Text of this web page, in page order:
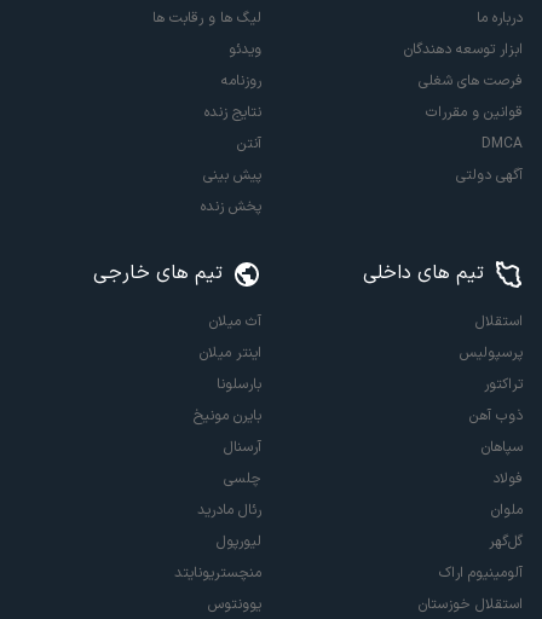
درباره ما
ابزار توسعه دهندگان
فرصت های شغلی
قوانین و مقررات
DMCA
آگهی دولتی
لیگ ها و رقابت ها
ویدئو
روزنامه
نتایج زنده
آنتن
پیش بینی
پخش زنده
تیم های داخلی
استقلال
پرسپولیس
تراکتور
ذوب آهن
سپاهان
فولاد
ملوان
گل‌گهر
آلومینیوم اراک
استقلال خوزستان
تیم های خارجی
آث میلان
اینتر میلان
بارسلونا
بایرن مونیخ
آرسنال
چلسی
رئال مادرید
لیورپول
منچستریونایتد
یوونتوس